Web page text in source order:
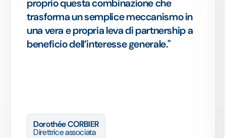
proprio questa combinazione che
trasforma un semplice meccanismo in
una vera e propria leva di partnership a
beneficio dell’interesse generale."
Dorothée CORBIER
Direttrice associata